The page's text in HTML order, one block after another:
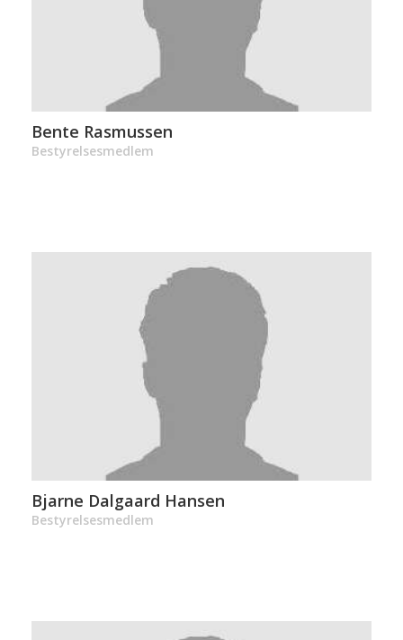
Bente Rasmussen
Bestyrelsesmedlem
Bjarne Dalgaard Hansen
Bestyrelsesmedlem